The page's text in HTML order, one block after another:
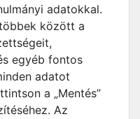
adatokkal.
között a
egyéb fontos
adatot
a „Mentés”
Az